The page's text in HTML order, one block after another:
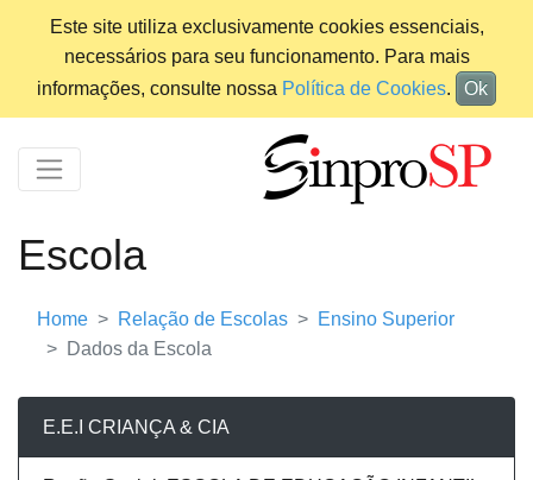
Este site utiliza exclusivamente cookies essenciais,
necessários para seu funcionamento. Para mais
informações, consulte nossa Política de Cookies. Ok
Escola
Home Relação de Escolas
Ensino Superior
Dados da Escola
E.E.I CRIANÇA & CIA